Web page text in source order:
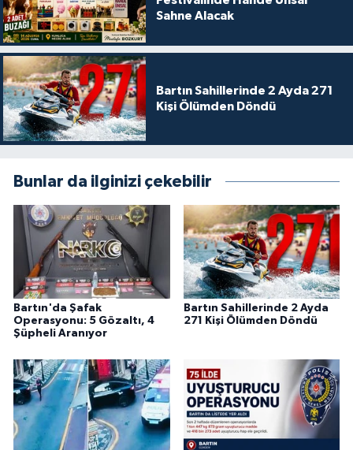
Sahne Alacak
Bartın Sahillerinde 2 Ayda 271
Kişi Ölümden Döndü
Bunlar da ilginizi çekebilir
Bartın'da Şafak
Operasyonu: 5 Gözaltı, 4
Şüpheli Aranıyor
Bartın Sahillerinde 2 Ayda
271 Kişi Ölümden Döndü